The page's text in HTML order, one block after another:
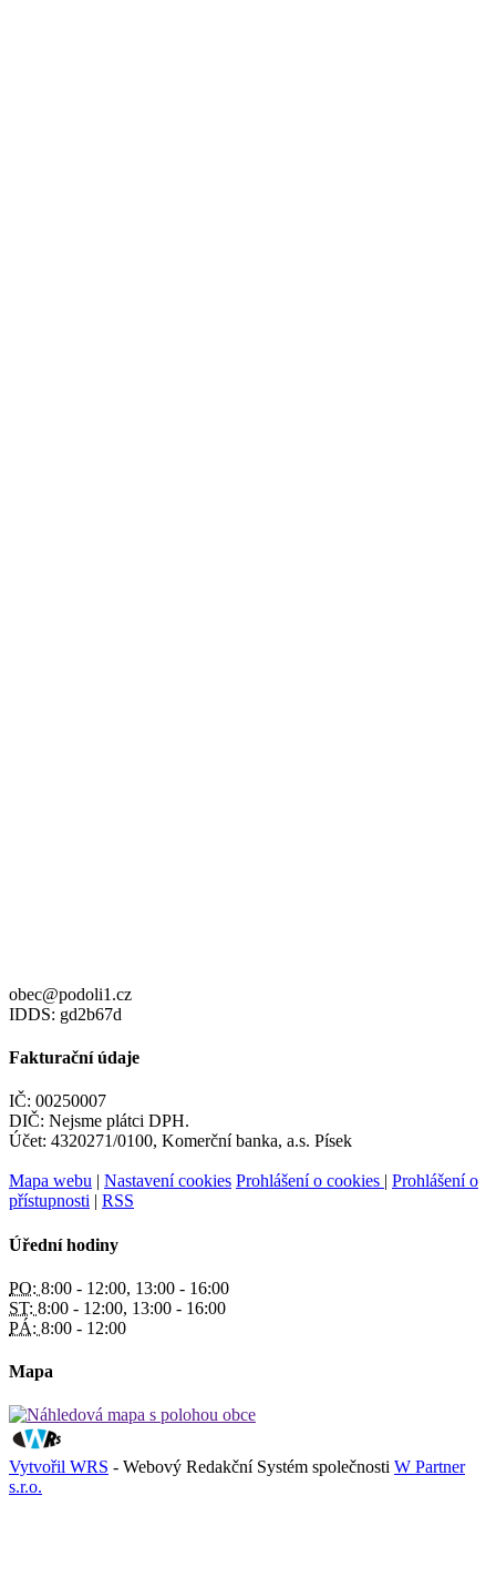
obec@podoli1.cz
IDDS: gd2b67d
Fakturační údaje
IČ: 00250007
DIČ: Nejsme plátci DPH.
Účet: 4320271/0100, Komerční banka, a.s. Písek
Mapa webu | Nastavení cookies Prohlášení o cookies | Prohlášení o
přístupnosti | RSS
Úřední hodiny
PO: 8:00 - 12:00, 13:00 - 16:00
ST: 8:00 - 12:00, 13:00 - 16:00
PÁ: 8:00 - 12:00
Mapa
Vytvořil WRS - Webový Redakční Systém společnosti W Partner
s.r.o.